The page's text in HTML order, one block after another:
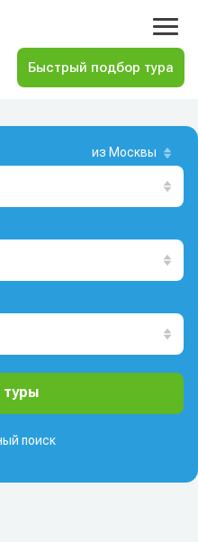
из Москвы
поиск
туры